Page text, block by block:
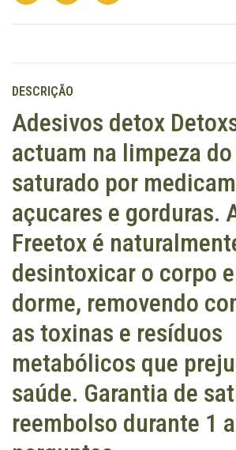
DESCRIÇÃO
Adesivos detox
actuam na limpeza
saturado por
açucares e gorduras.
Freetox é
desintoxicar o corpo
dorme, removendo
as toxinas e resíduos
metabólicos que
saúde. Garantia de
reembolso durante 1